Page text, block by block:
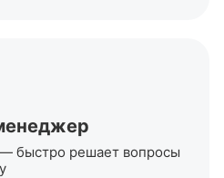
быстро решает вопросы